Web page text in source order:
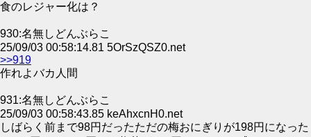
食のレジャー化は？
930:名無しどんぶらこ
25/09/03 00:58:14.81 5OrSzQSZ0.net
>>919
作れよバカ人間
931:名無しどんぶらこ
25/09/03 00:58:43.85 keAhxcnH0.net
しばらく前まで98円だったただの梅おにぎりが198円になった